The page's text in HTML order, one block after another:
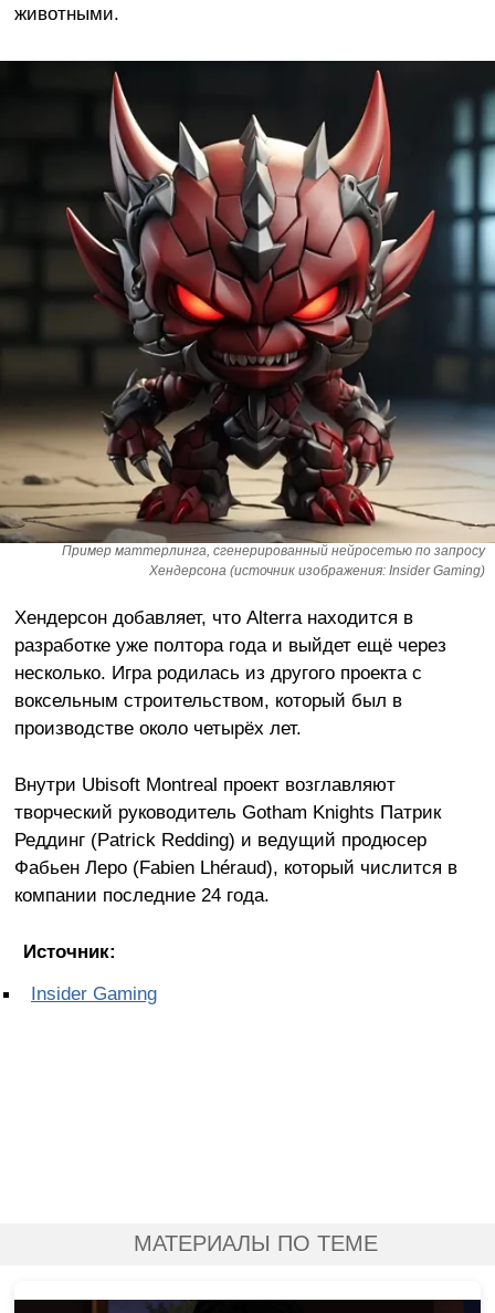
животными.
Пример маттерлинга, сгенерированный нейросетью по запросу
Хендерсона (источник изображения: Insider Gaming)
Хендерсон добавляет, что Alterra находится в
разработке уже полтора года и выйдет ещё через
несколько. Игра родилась из другого проекта с
воксельным строительством, который был в
производстве около четырёх лет.
Внутри Ubisoft Montreal проект возглавляют
творческий руководитель Gotham Knights Патрик
Реддинг (Patrick Redding) и ведущий продюсер
Фабьен Леро (Fabien Lhéraud), который числится в
компании последние 24 года.
Источник:
Insider Gaming
МАТЕРИАЛЫ ПО ТЕМЕ